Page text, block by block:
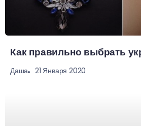
Как правильно выбрать
Даша 21 Января 2020